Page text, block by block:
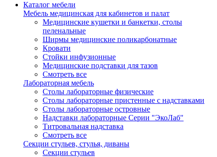
Каталог мебели
Мебель медицинская для кабинетов и палат
Медицинские кушетки и банкетки, столы
пеленальные
Ширмы медицинские поликарбонатные
Кровати
Стойки инфузионные
Медицинские подставки для тазов
Смотреть все
Лабораторная мебель
Столы лабораторные физические
Столы лабораторные пристенные с надставками
Столы лабораторные островные
Надставки лабораторные Серии "ЭкоЛаб"
Титровальная надставка
Смотреть все
Секции стульев, стулья, диваны
Секции стульев